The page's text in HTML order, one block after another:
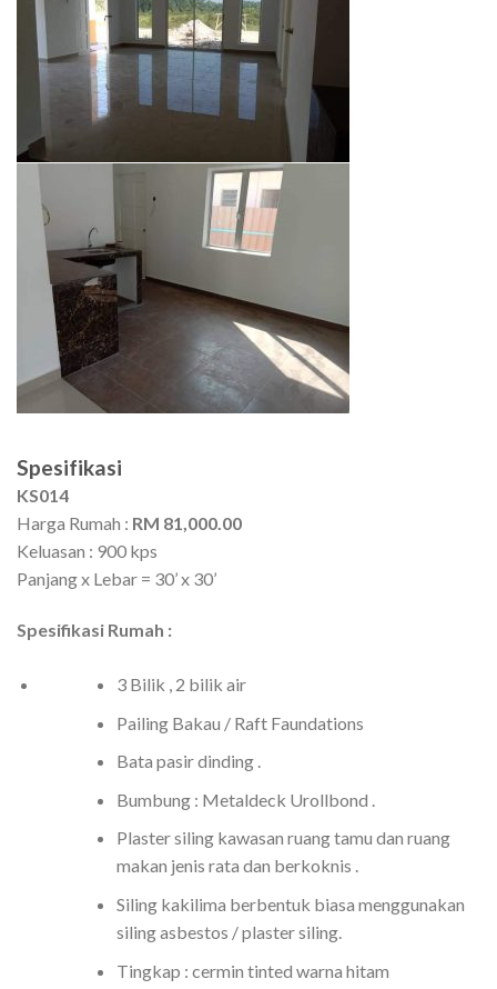
Spesifikasi
KS014
Harga Rumah : RM 81,000.00
Keluasan : 900 kps
Panjang x Lebar = 30’ x 30’
Spesifikasi Rumah :
3 Bilik , 2 bilik air
Pailing Bakau / Raft Faundations
Bata pasir dinding .
Bumbung : Metaldeck Urollbond .
Plaster siling kawasan ruang tamu dan ruang
makan jenis rata dan berkoknis .
Siling kakilima berbentuk biasa menggunakan
siling asbestos / plaster siling.
Tingkap : cermin tinted warna hitam